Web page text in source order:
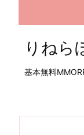
りねら
基本無料